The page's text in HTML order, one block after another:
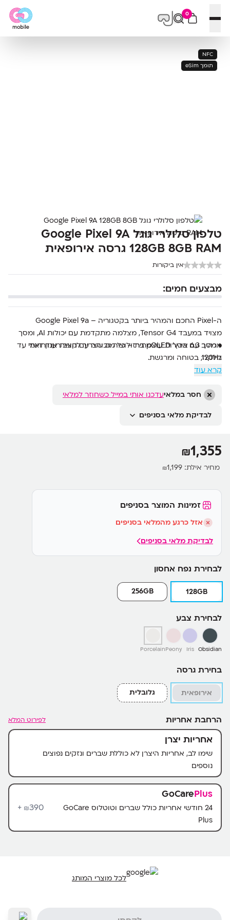
פתח תפריט
0
NFC
תומך eSim
טלפון סלולרי גוגל Google Pixel 9A
128GB 8GB RAM גרסה אירופאית
אין ביקורות
מבצעים חמים:
ה-Pixel החכם והמהיר ביותר בקטגוריה – Google Pixel 9a
מצויד במעבד Tensor G4, מצלמה מתקדמת עם יכולות AI, ומסך
מרהיב עם בהירות עוצמתית – כל מה שצריך לחוויית אנדרואיד
חלקה, בטוחה ומרגשת.
• מסך 6.3 אינץ’ pOLED ברזולוציה גבוהה עם קצב רענון דינמי עד
120Hz
• מצלמה כפולה 48MP + 13MP עם Super Res Zoom עד 8x
• עמידות למים ואבק בתקן IP68
קרא עוד
חסר במלאיעדכנו אותי במייל כשחוזר למלאי
לבדיקת מלאי בסניפים
₪1,355
מחיר אילת: ₪1,199
זמינות המוצר בסניפים
אזל כרגע מהמלאי בסניפים
לבדיקת מלאי בסניפים
לבחירת נפח אחסון
128GB
256GB
לבחירת צבע
Obsidian
Iris
Peony
Porcelain
בחירת גרסה
אירופאית גלובלית
הרחבת אחריות לפירוט המלא
אחריות יצרן
שימו לב, אחריות היצרן לא כוללת שברים ונזקים נפוצים
נוספים
GoCarePlus
24 חודשי אחריות כולל שברים וטוטלוס GoCare
Plus
₪390+
לכל מוצרי המותג